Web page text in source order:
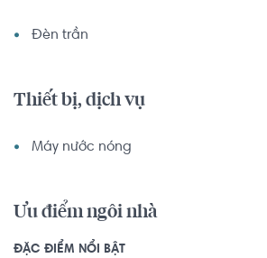
Đèn trần
Thiết bị, dịch vụ
Máy nước nóng
Ưu điểm ngôi nhà
ĐẶC ĐIỂM NỔI BẬT